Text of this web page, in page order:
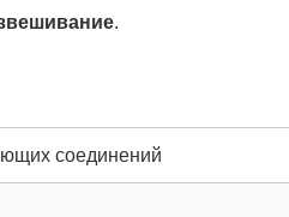
.
соединений